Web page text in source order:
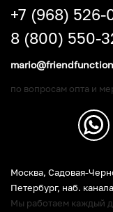
Москва, Садовая-
Петербург, наб.
Мы работаем каждый
+7 (968) 526-
8 (800) 550-
по вопросам опта и